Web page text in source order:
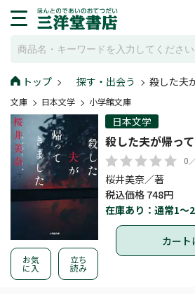
トップ 探す・出会う 殺した夫
文庫 日本文学 小学館文庫
お気
に入
立ち
読み
日本文学
殺した夫が帰っ
0
桜井美奈／著
税込価格 748円
在庫あり：通常1～
カー